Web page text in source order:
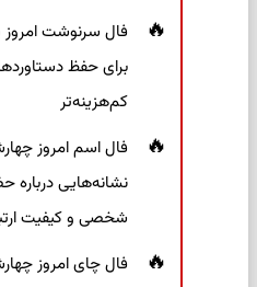
برای حفظ
کم‌هزینه‌تر
نشانه‌هایی درباره
شخصی و کیفیت